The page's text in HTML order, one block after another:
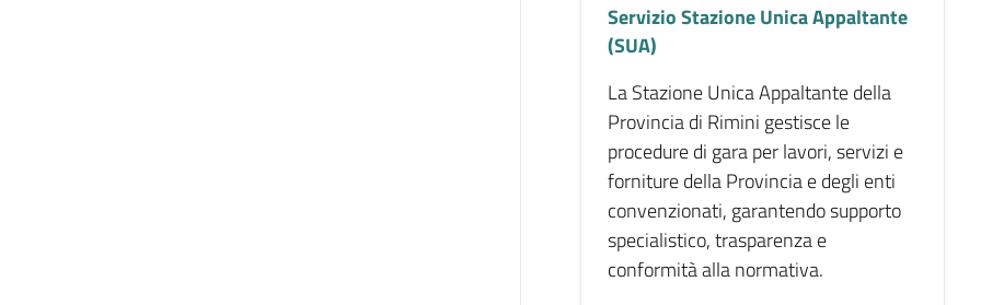
Servizio Stazione Unica Appaltante
(SUA)
La Stazione Unica Appaltante della
Provincia di Rimini gestisce le
procedure di gara per lavori, servizi e
forniture della Provincia e degli enti
convenzionati, garantendo supporto
specialistico, trasparenza e
conformità alla normativa.